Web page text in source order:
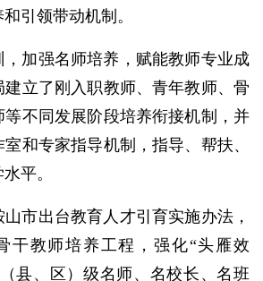
引领带动机制。
，加强名师培养，赋能教师专业成
立了刚入职教师、青年教师、骨
不同发展阶段培养衔接机制，并
和专家指导机制，指导、帮扶、
平。
市出台教育人才引育实施办法，
干教师培养工程，强化“头雁效
县、区）级名师、名校长、名班